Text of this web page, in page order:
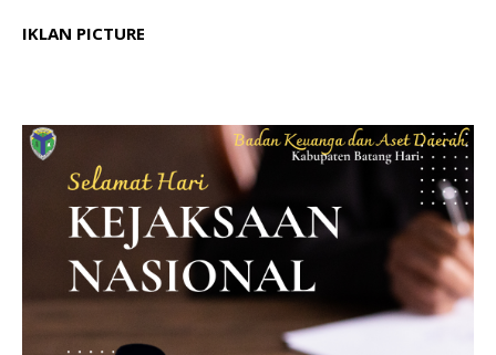
IKLAN PICTURE